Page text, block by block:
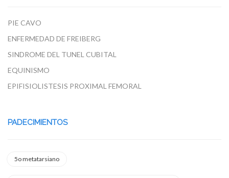
PIE CAVO
ENFERMEDAD DE FREIBERG
SINDROME DEL TUNEL CUBITAL
EQUINISMO
EPIFISIOLISTESIS PROXIMAL FEMORAL
PADECIMIENTOS
5o metatarsiano